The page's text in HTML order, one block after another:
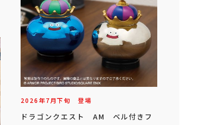
2026年7月下旬 登場
ドラゴンクエスト AM ベル付きフ